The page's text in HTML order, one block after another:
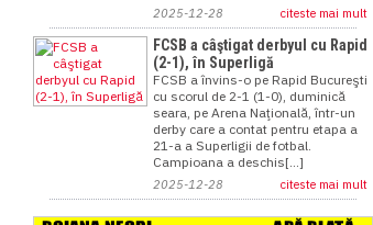
2025-12-28 citeste mai mult
FCSB a câştigat derbyul cu Rapid
(2-1), în Superligă
FCSB a învins-o pe Rapid Bucureşti
cu scorul de 2-1 (1-0), duminică
seara, pe Arena Naţională, într-un
derby care a contat pentru etapa a
21-a a Superligii de fotbal.
Campioana a deschis[...]
2025-12-28 citeste mai mult